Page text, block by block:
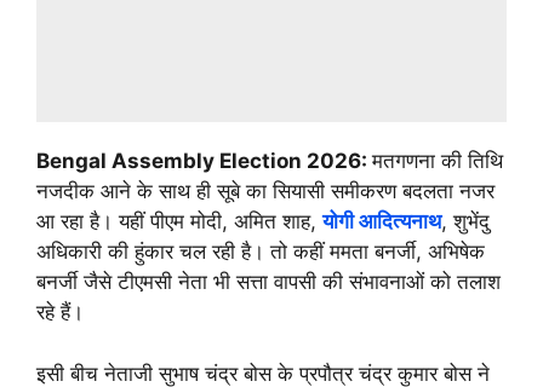
Bengal Assembly Election 2026:मतगणना की तिथि
नजदीक आने के साथ ही सूबे का सियासी समीकरण बदलता नजर
आ रहा है। यहीं पीएम मोदी, अमित शाह,योगी आदित्यनाथ, शुभेंदु
अधिकारी की हुंकार चल रही है। तो कहीं ममता बनर्जी, अभिषेक
बनर्जी जैसे टीएमसी नेता भी सत्ता वापसी की संभावनाओं को तलाश
रहे हैं।
इसी बीच नेताजी सुभाष चंद्र बोस के प्रपौत्र चंद्र कुमार बोस ने